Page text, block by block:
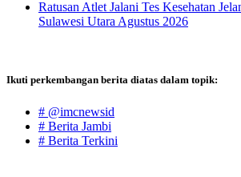
Ratusan Atlet Jalani Tes Kesehatan
Sulawesi Utara Agustus 2026
Ikuti perkembangan berita diatas dalam topik:
# @imcnewsid
# Berita Jambi
# Berita Terkini